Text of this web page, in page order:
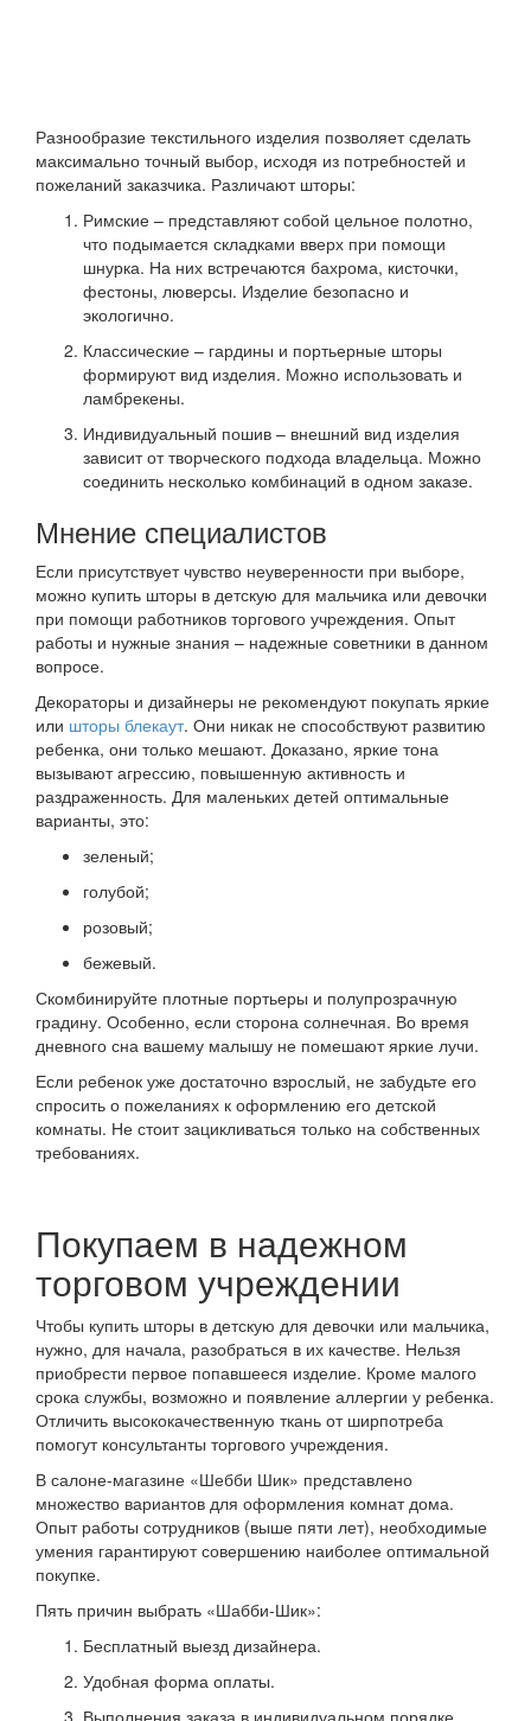
Разнообразие текстильного изделия позволяет сделать
максимально точный выбор, исходя из потребностей и
пожеланий заказчика. Различают шторы:
Римские – представляют собой цельное полотно,
что подымается складками вверх при помощи
шнурка. На них встречаются бахрома, кисточки,
фестоны, люверсы. Изделие безопасно и
экологично.
Классические – гардины и портьерные шторы
формируют вид изделия. Можно использовать и
ламбрекены.
Индивидуальный пошив – внешний вид изделия
зависит от творческого подхода владельца. Можно
соединить несколько комбинаций в одном заказе.
Мнение специалистов
Если присутствует чувство неуверенности при выборе,
можно купить шторы в детскую для мальчика или девочки
при помощи работников торгового учреждения. Опыт
работы и нужные знания – надежные советники в данном
вопросе.
Декораторы и дизайнеры не рекомендуют покупать яркие
или шторы блекаут. Они никак не способствуют развитию
ребенка, они только мешают. Доказано, яркие тона
вызывают агрессию, повышенную активность и
раздраженность. Для маленьких детей оптимальные
варианты, это:
зеленый;
голубой;
розовый;
бежевый.
Скомбинируйте плотные портьеры и полупрозрачную
градину. Особенно, если сторона солнечная. Во время
дневного сна вашему малышу не помешают яркие лучи.
Если ребенок уже достаточно взрослый, не забудьте его
спросить о пожеланиях к оформлению его детской
комнаты. Не стоит зацикливаться только на собственных
требованиях.
Покупаем в надежном
торговом учреждении
Чтобы купить шторы в детскую для девочки или мальчика,
нужно, для начала, разобраться в их качестве. Нельзя
приобрести первое попавшееся изделие. Кроме малого
срока службы, возможно и появление аллергии у ребенка.
Отличить высококачественную ткань от ширпотреба
помогут консультанты торгового учреждения.
В салоне-магазине «Шебби Шик» представлено
множество вариантов для оформления комнат дома.
Опыт работы сотрудников (выше пяти лет), необходимые
умения гарантируют совершению наиболее оптимальной
покупке.
Пять причин выбрать «Шабби-Шик»:
Бесплатный выезд дизайнера.
Удобная форма оплаты.